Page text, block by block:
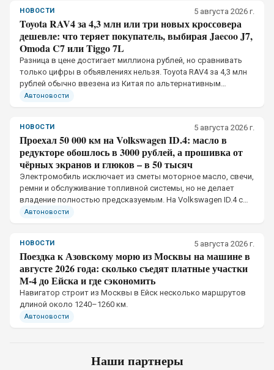
НОВОСТИ 5 августа 2026 г.
Toyota RAV4 за 4,3 млн или три новых кроссовера
дешевле: что теряет покупатель, выбирая Jaecoo J7,
Omoda C7 или Tiggo 7L
Разница в цене достигает миллиона рублей, но сравнивать
только цифры в объявлениях нельзя. Toyota RAV4 за 4,3 млн
рублей обычно ввезена из Китая по альтернативным
каналам, тогда как Jaecoo J7, Omoda C7 и Chery Tiggo 7L
Автоновости
НОВОСТИ 5 августа 2026 г.
Проехал 50 000 км на Volkswagen ID.4: масло в
редукторе обошлось в 3000 рублей, а прошивка от
чёрных экранов и глюков – в 50 тысяч
Электромобиль исключает из сметы моторное масло, свечи,
ремни и обслуживание топливной системы, но не делает
владение полностью предсказуемым. На Volkswagen ID.4 с
пробегом 50 тыс. км механическая часть потребовала
Автоновости
НОВОСТИ 5 августа 2026 г.
Поездка к Азовскому морю из Москвы на машине в
августе 2026 года: сколько съедят платные участки
М-4 до Ейска и где сэкономить
Навигатор строит из Москвы в Ейск несколько маршрутов
длиной около 1240–1260 км.
Автоновости
Наши партнеры